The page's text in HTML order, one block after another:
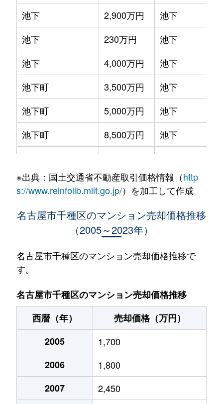
池下
2,900万円
池下
池下
230万円
池下
池下
4,000万円
池下
池下町
3,500万円
池下
池下町
5,000万円
池下
池下町
8,500万円
池下
池園町
240万円
本山(愛知)
410万円
池園町
5,800万円
本山(愛知)
池園町
池園町
320万円
本山(愛知)
猪高町大字猪子石
940万円
茶屋ケ坂
猪高町大字猪子石
570万円
猪高町大字猪子石
650万円
茶屋ケ坂
今池
1,200万円
今池(愛知)
※出典：国土交通省不動産取引価格情報（http
s://www.reinfolib.mlit.go.jp/）を加工して作成
名古屋市千種区のマンション売却価格推移
（2005～2023年）
名古屋市千種区のマンション売却価格推移で
す。
名古屋市千種区のマンション売却価格推移
西暦（年）
売却価格（万円）
2005
1,700
2006
1,800
2007
2,450